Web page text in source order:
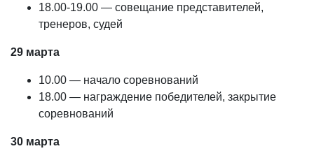
18.00-19.00 — совещание представителей,
тренеров, судей
29 марта
10.00 — начало соревнований
18.00 — награждение победителей, закрытие
соревнований
30 марта